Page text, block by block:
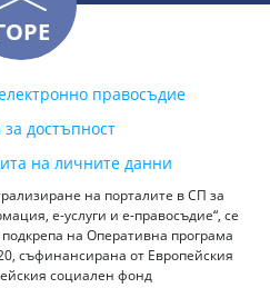
правосъдие
достъпност
на личните данни
на порталите в СП за
е-услуги и е-правосъдие“, се
на Оперативна програма
съфинансирана от Европейския
социален фонд